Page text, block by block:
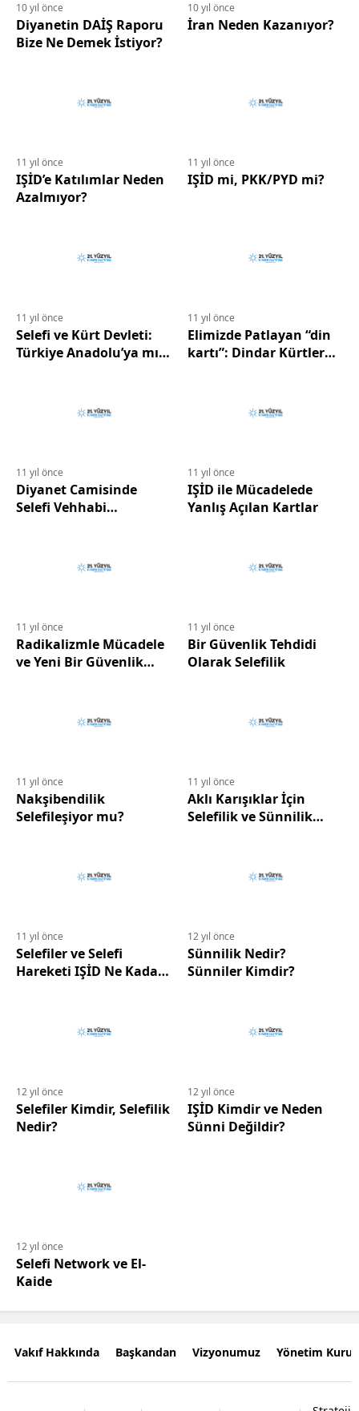
10 yıl önce
Diyanetin DAİŞ Raporu
Bize Ne Demek İstiyor?
10 yıl önce
İran Neden Kazanıyor?
11 yıl önce
IŞİD’e Katılımlar Neden
Azalmıyor?
11 yıl önce
IŞİD mi, PKK/PYD mi?
11 yıl önce
Selefi ve Kürt Devleti:
Türkiye Anadolu’ya mı
11 yıl önce
Elimizde Patlayan “din
kartı”: Dindar Kürtler
11 yıl önce
Diyanet Camisinde
Selefi Vehhabi
11 yıl önce
IŞİD ile Mücadelede
Yanlış Açılan Kartlar
11 yıl önce
Radikalizmle Mücadele
ve Yeni Bir Güvenlik
11 yıl önce
Bir Güvenlik Tehdidi
Olarak Selefilik
11 yıl önce
Nakşibendilik
Selefileşiyor mu?
11 yıl önce
Aklı Karışıklar İçin
Selefilik ve Sünnilik
11 yıl önce
Selefiler ve Selefi
Hareketi IŞİD Ne Kadar
12 yıl önce
Sünnilik Nedir?
Sünniler Kimdir?
12 yıl önce
Selefiler Kimdir, Selefilik
Nedir?
12 yıl önce
IŞİD Kimdir ve Neden
Sünni Değildir?
12 yıl önce
Selefi Network ve El-
Kaide
Vakıf Hakkında Başkandan Vizyonumuz Yönetim